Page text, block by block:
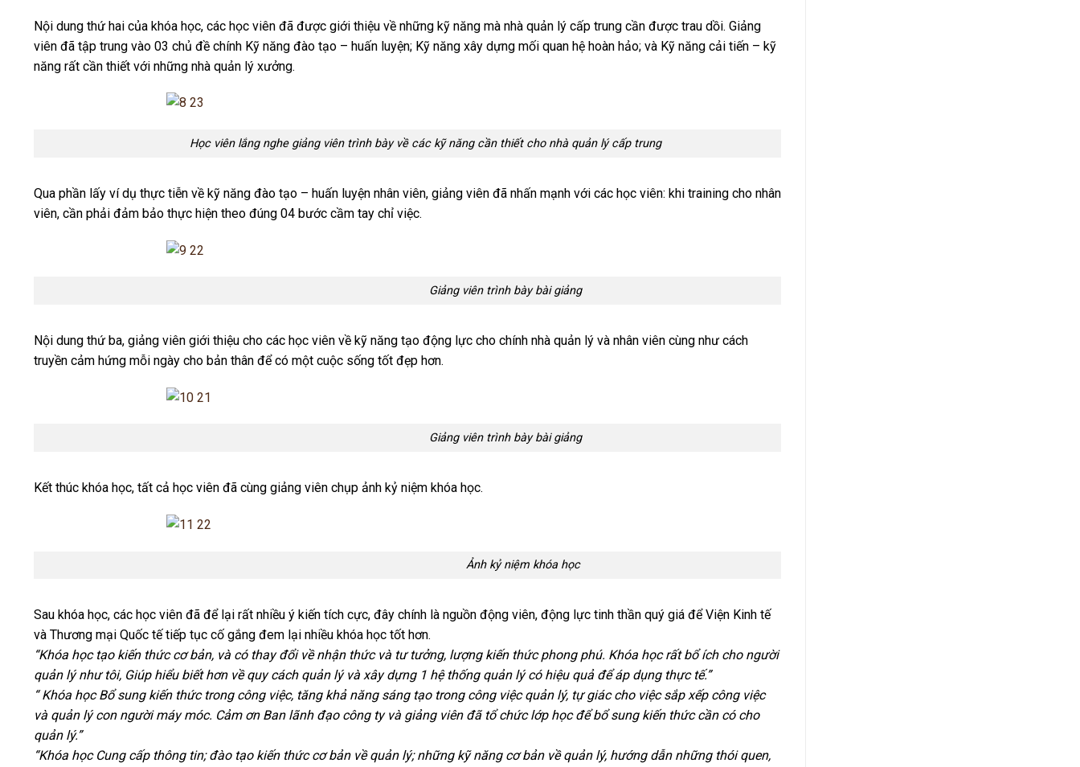
Nội dung thứ hai của khóa học, các học viên đã được giới thiệu về những kỹ năng mà nhà quản lý cấp trung cần được trau dồi. Giảng
viên đã tập trung vào 03 chủ đề chính Kỹ năng đào tạo – huấn luyện; Kỹ năng xây dựng mối quan hệ hoàn hảo; và Kỹ năng cải tiến – kỹ
năng rất cần thiết với những nhà quản lý xưởng.
Học viên lắng nghe giảng viên trình bày về các kỹ năng cần thiết cho nhà quản lý cấp trung
Qua phần lấy ví dụ thực tiễn về kỹ năng đào tạo – huấn luyện nhân viên, giảng viên đã nhấn mạnh với các học viên: khi training cho nhân
viên, cần phải đảm bảo thực hiện theo đúng 04 bước cầm tay chỉ việc.
Giảng viên trình bày bài giảng
Nội dung thứ ba, giảng viên giới thiệu cho các học viên về kỹ năng tạo động lực cho chính nhà quản lý và nhân viên cùng như cách
truyền cảm hứng mỗi ngày cho bản thân để có một cuộc sống tốt đẹp hơn.
Giảng viên trình bày bài giảng
Kết thúc khóa học, tất cả học viên đã cùng giảng viên chụp ảnh kỷ niệm khóa học.
Ảnh kỷ niệm khóa học
Sau khóa học, các học viên đã để lại rất nhiều ý kiến tích cực, đây chính là nguồn động viên, động lực tinh thần quý giá để Viện Kinh tế
và Thương mại Quốc tế tiếp tục cố gắng đem lại nhiều khóa học tốt hơn.
“Khóa học tạo kiến thức cơ bản, và có thay đổi về nhận thức và tư tưởng, lượng kiến thức phong phú. Khóa học rất bổ ích cho người
quản lý như tôi, Giúp hiểu biết hơn về quy cách quản lý và xây dựng 1 hệ thống quản lý có hiệu quả để áp dụng thực tế.”
“ Khóa họcBổ sung kiến thức trong công việc, tăng khả năng sáng tạo trong công việc quản lý, tự giác cho việc sắp xếp công việc
và quản lý con người máy móc. Cảm ơn Ban lãnh đạo công ty và giảng viên đã tổ chức lớp học để bổ sung kiến thức cần có cho
quản lý.”
“Khóa học Cung cấp thông tin; đào tạo kiến thức cơ bản về quản lý; những kỹ năng cơ bản về quản lý, hướng dẫn những thói quen,